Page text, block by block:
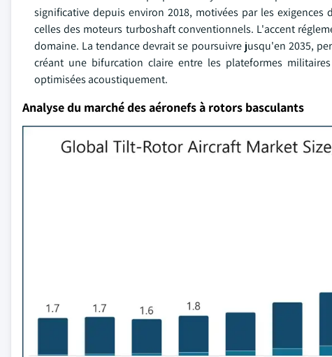
significative depuis environ 2018, motivées par les
celles des moteurs turboshaft conventionnels. L'accent
domaine. La tendance devrait se poursuivre jusqu'en 2035,
créant une bifurcation claire entre les plateformes
optimisées acoustiquement.
Analyse du marché des aéronefs à rotors basculants